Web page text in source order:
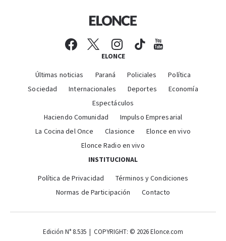
ELONCE
Últimas noticias Paraná Policiales
Política
Sociedad
Internacionales Deportes
Economía
Espectáculos
Haciendo Comunidad
Impulso Empresarial
La Cocina del Once
Clasionce
Elonce en vivo
Elonce Radio en vivo
INSTITUCIONAL
Política de Privacidad
Términos y Condiciones
Normas de Participación
Contacto
Edición N° 8.535 | COPYRIGHT: © 2026 Elonce.com